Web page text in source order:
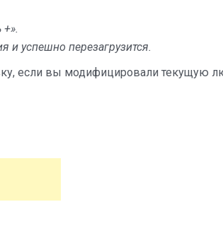
и успешно перезагрузится.
если вы модифицировали текущую